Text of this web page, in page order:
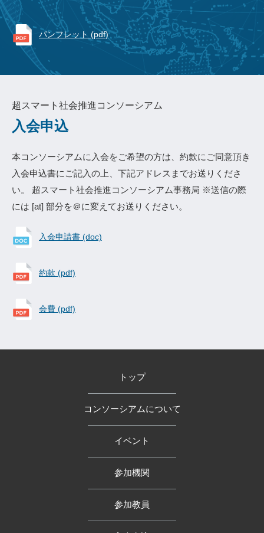
パンフレット (pdf)
超スマート社会推進コンソーシアム
入会申込
本コンソーシアムに入会をご希望の方は、約款にご同意頂き
入会申込書にご記入の上、下記アドレスまでお送りくださ
い。 超スマート社会推進コンソーシアム事務局 ※送信の際
には [at] 部分を＠に変えてお送りください。
入会申請書 (doc)
約款 (pdf)
会費 (pdf)
トップ
コンソーシアムについて
イベント
参加機関
参加教員